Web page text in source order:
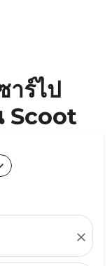
าร์ไป
Scoot
close